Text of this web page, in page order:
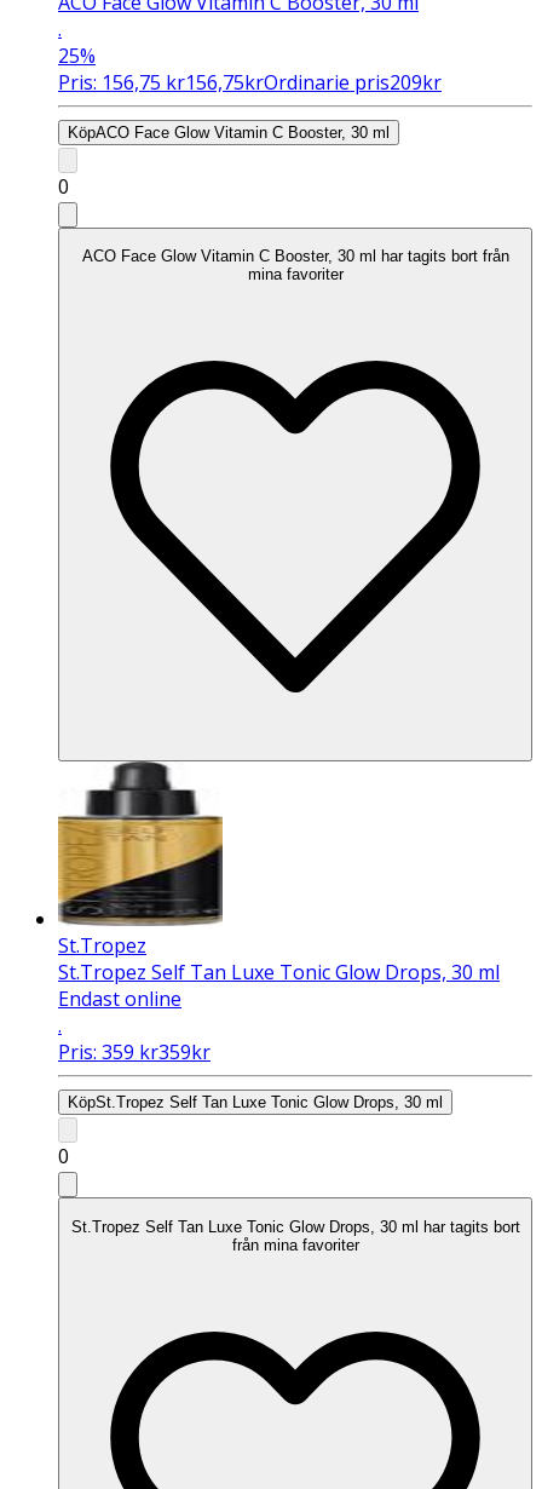
.
25%
Pris: 156,75 kr156,75krOrdinarie pris209kr
KöpACO Face Glow Vitamin C Booster, 30 ml
0
ACO Face Glow Vitamin C Booster, 30 ml har tagits bort från
mina favoriter
St.Tropez
St.Tropez Self Tan Luxe Tonic Glow Drops, 30 ml
Endast online
.
Pris: 359 kr359kr
KöpSt.Tropez Self Tan Luxe Tonic Glow Drops, 30 ml
0
St.Tropez Self Tan Luxe Tonic Glow Drops, 30 ml har tagits bort
från mina favoriter